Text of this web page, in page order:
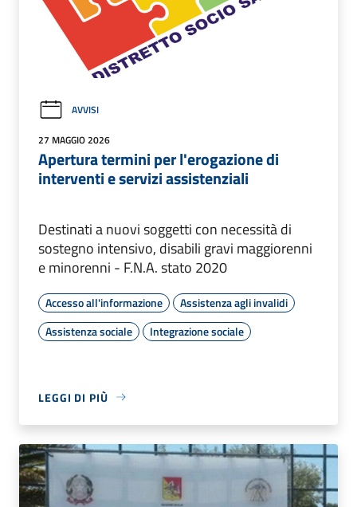
AVVISI
27 MAGGIO 2026
Apertura termini per l'erogazione di
interventi e servizi assistenziali
Destinati a nuovi soggetti con necessità di
sostegno intensivo, disabili gravi maggiorenni
e minorenni - F.N.A. stato 2020
Accesso all'informazione
Assistenza agli invalidi
Assistenza sociale
Integrazione sociale
LEGGI DI PIÙ